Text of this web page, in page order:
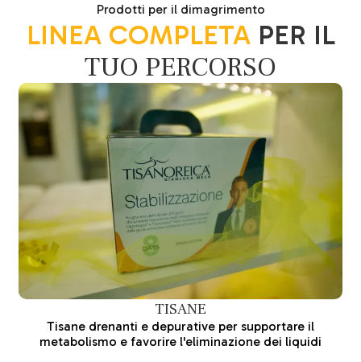
Prodotti per il dimagrimento
LINEA COMPLETAPER IL
TUO PERCORSO
TISANE
Tisane drenanti e depurative per supportare il
metabolismo e favorire l'eliminazione dei liquidi